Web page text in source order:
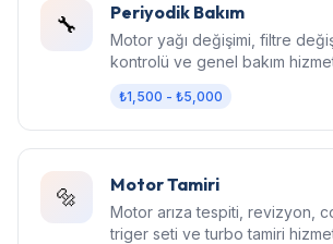
🔧 Periyodik Bakım
Motor yağı değişimi, filtre
kontrolü ve genel bakım
₺1,500 - ₺5,000
🔩 Motor Tamiri
Motor arıza tespiti, revizyon,
triger seti ve turbo tamiri